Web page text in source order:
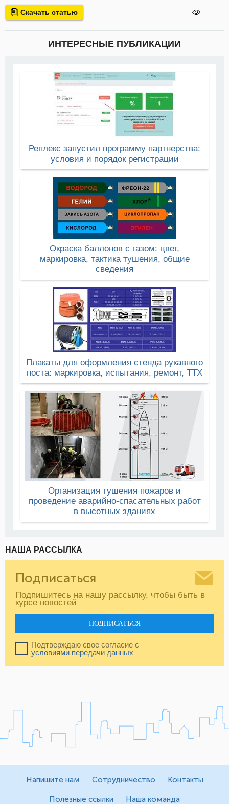
Скачать статью
ИНТЕРЕСНЫЕ ПУБЛИКАЦИИ
Реплекс запустил программу партнерства:
условия и порядок регистрации
Окраска баллонов с газом: цвет,
маркировка, тактика тушения, общие
сведения
Плакаты для оформления стенда рукавного
поста: маркировка, испытания, ремонт, ТТХ
Организация тушения пожаров и
проведение аварийно-спасательных работ
в высотных зданиях
НАША РАССЫЛКА
Подписаться
Подпишитесь на нашу рассылку, чтобы быть в
курсе новостей
ПОДПИСАТЬСЯ
Подтверждаю свое согласие с
условиями передачи данных
Напишите нам Сотрудничество Контакты
Полезные ссылки Наша команда